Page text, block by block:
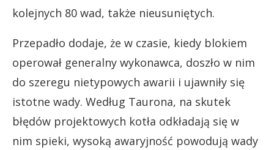
kolejnych 80 wad, także nieusuniętych.
Przepadło dodaje, że w czasie, kiedy blokiem
operował generalny wykonawca, doszło w nim
do szeregu nietypowych awarii i ujawniły się
istotne wady. Według Taurona, na skutek
błędów projektowych kotła odkładają się w
nim spieki, wysoką awaryjność powodują wady